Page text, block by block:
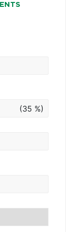
(35 %)